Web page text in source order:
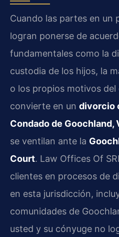
Cuando las partes en un
logran ponerse de
fundamentales como la
custodia de los hijos, la
o los propios motivos
convierte en un divorcio
Condado de Goochland,
se ventilan ante la
Court. Law Offices Of
clientes en procesos de
en esta jurisdicción,
comunidades de
usted y su cónyuge no